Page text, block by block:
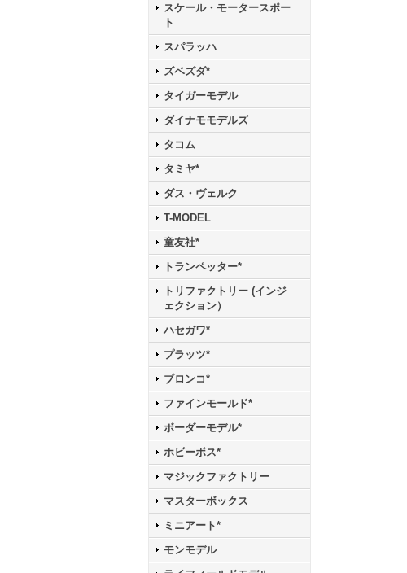
スケール・モータースポー
ト
スパラッハ
ズベズダ*
タイガーモデル
ダイナモモデルズ
タコム
タミヤ*
ダス・ヴェルク
T-MODEL
童友社*
トランペッター*
トリファクトリー (インジ
ェクション）
ハセガワ*
プラッツ*
ブロンコ*
ファインモールド*
ボーダーモデル*
ホビーボス*
マジックファクトリー
マスターボックス
ミニアート*
モンモデル